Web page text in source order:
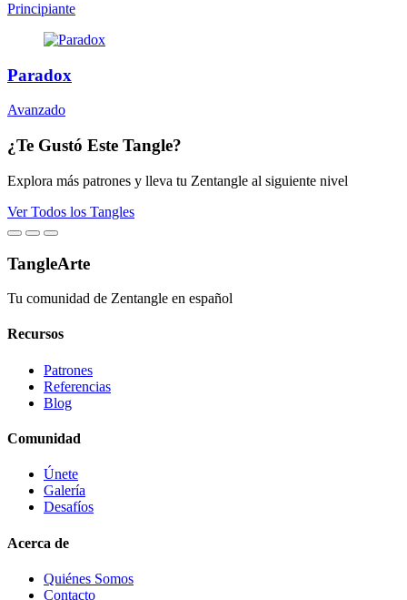
Principiante
Paradox
Avanzado
¿Te Gustó Este Tangle?
Explora más patrones y lleva tu Zentangle al siguiente nivel
Ver Todos los Tangles
TangleArte
Tu comunidad de Zentangle en español
Recursos
Patrones
Referencias
Blog
Comunidad
Únete
Galería
Desafíos
Acerca de
Quiénes Somos
Contacto